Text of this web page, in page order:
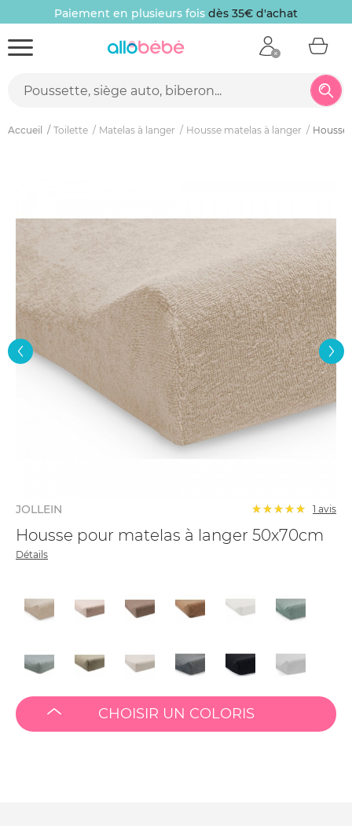
Paiement en plusieurs fois dès 35€ d'achat
Accueil Toilette Matelas à langer Housse matelas à langer Housse
JOLLEIN 1 avis
Housse pour matelas à langer 50x70cm
Détails
CHOISIR UN COLORIS